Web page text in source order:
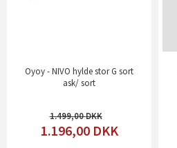
Oyoy - NIVO hylde stor G sort
ask/ sort
1.499,00
1.196,00 DKK